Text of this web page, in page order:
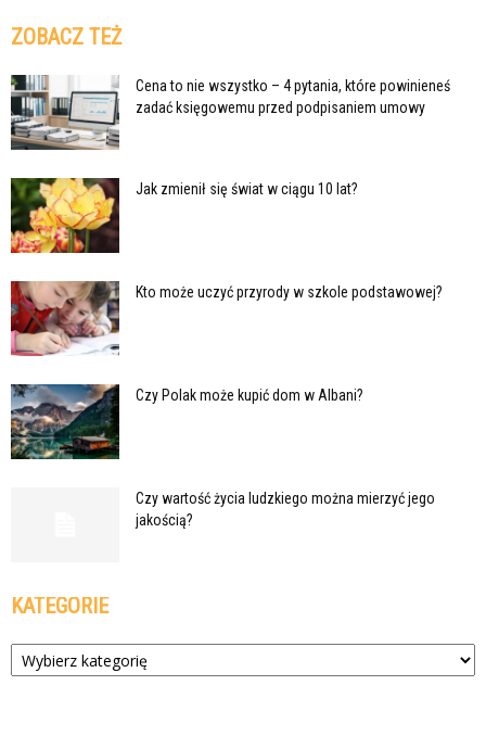
ZOBACZ TEŻ
Cena to nie wszystko – 4 pytania, które powinieneś
zadać księgowemu przed podpisaniem umowy
Jak zmienił się świat w ciągu 10 lat?
Kto może uczyć przyrody w szkole podstawowej?
Czy Polak może kupić dom w Albani?
Czy wartość życia ludzkiego można mierzyć jego
jakością?
KATEGORIE
Kategorie